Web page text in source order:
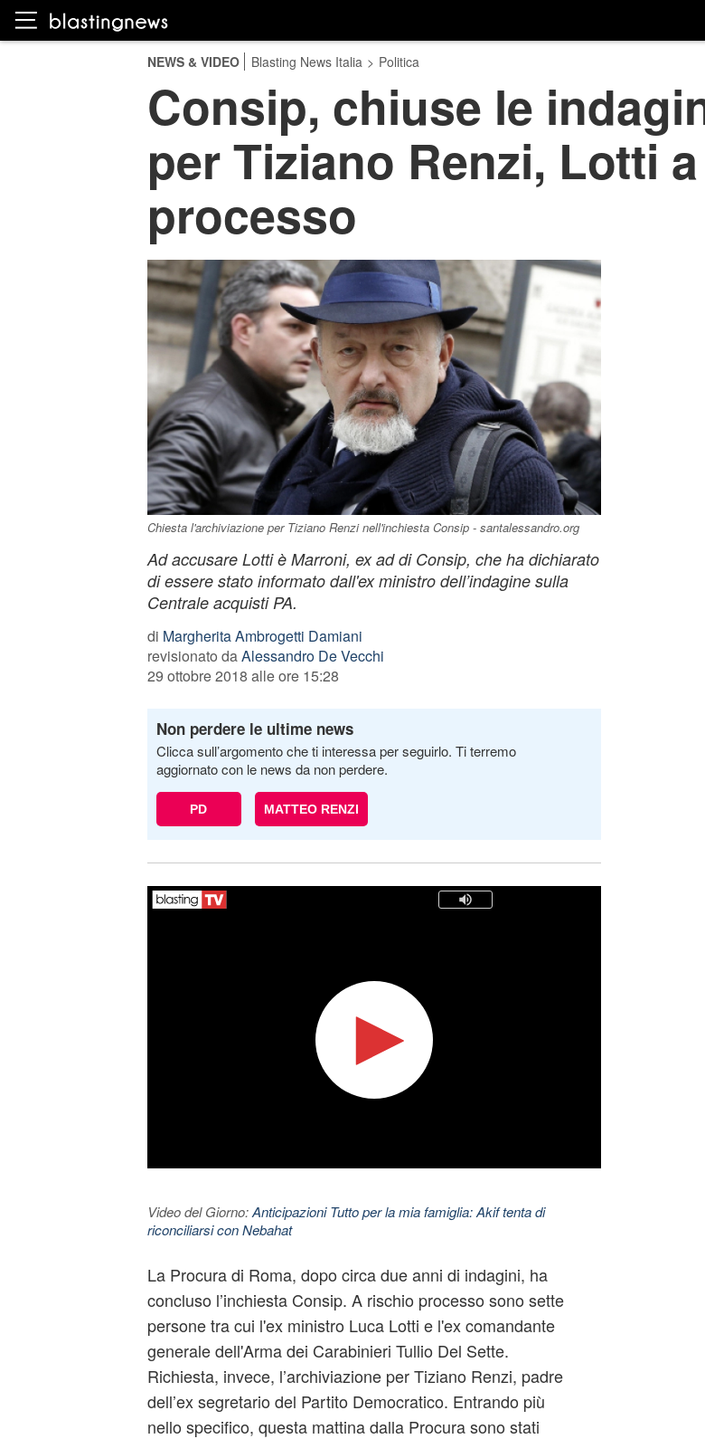
NEWS & VIDEO Blasting News Italia > Politica
Consip, chiuse le
per Tiziano Renzi, Lotti
processo
Chiesta l'archiviazione per Tiziano Renzi nell'inchiesta Consip - santalessandro.org
Ad accusare Lotti è Marroni, ex ad di Consip, che ha dichiarato
di essere stato informato dall'ex ministro dell’indagine sulla
Centrale acquisti PA.
di Margherita Ambrogetti Damiani
revisionato daAlessandro De Vecchi
29 ottobre 2018 alle ore 15:28
Non perdere le ultime news
Clicca sull’argomento che ti interessa per seguirlo. Ti terremo
aggiornato con le news da non perdere.
PD MATTEO RENZI
Video del Giorno:Anticipazioni Tutto per la mia famiglia: Akif tenta di
riconciliarsi con Nebahat
La Procura di Roma, dopo circa due anni di indagini, ha
concluso l’inchiesta Consip. A rischio processo sono sette
persone tra cui l'ex ministro Luca Lotti e l'ex comandante
generale dell'Arma dei Carabinieri Tullio Del Sette.
Richiesta, invece, l’archiviazione per Tiziano Renzi, padre
dell’ex segretario del Partito Democratico. Entrando più
nello specifico, questa mattina dalla Procura sono stati